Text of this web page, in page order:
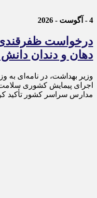
4 - آگوست - 2026
درخواست
دهان و دندان دانش
وزیر بهداشت، در نامه‌ای
اجرای پیمایش کشوری سلامت
مدارس سراسر کشور تأکید